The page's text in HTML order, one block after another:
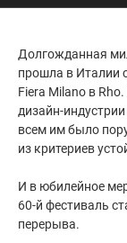
Долгожданная
прошла в Италии
Fiera Milano в
дизайн-
всем им было
из критериев
И в юбилейное
60-й фестиваль
перерыва.